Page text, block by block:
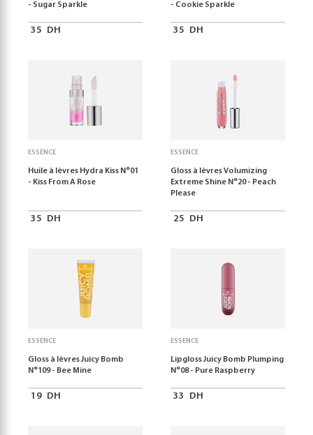
- Sugar Sparkle
35 DH
- Cookie Sparkle
35 DH
ESSENCE
Huile à lèvres Hydra Kiss N°01
- Kiss From A Rose
35 DH
ESSENCE
Gloss à lèvres Volumizing
Extreme Shine N°20 - Peach
Please
25 DH
ESSENCE
Gloss à lèvres Juicy Bomb
N°109 - Bee Mine
19 DH
ESSENCE
Lipgloss Juicy Bomb Plumping
N°08 - Pure Raspberry
33 DH